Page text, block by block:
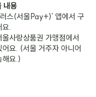
내용
스(서울Pay+)' 앱에서 구
요.
사랑상품권 가맹점에서
어요. (서울 거주자 아니어
해요.)